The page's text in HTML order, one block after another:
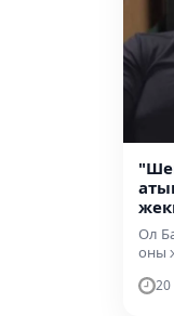
Ол
оны
20